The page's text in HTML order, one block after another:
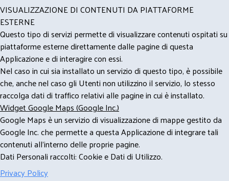
VISUALIZZAZIONE DI CONTENUTI DA PIATTAFORME
ESTERNE
Questo tipo di servizi permette di visualizzare contenuti ospitati su
piattaforme esterne direttamente dalle pagine di questa
Applicazione e di interagire con essi.
Nel caso in cui sia installato un servizio di questo tipo, è possibile
che, anche nel caso gli Utenti non utilizzino il servizio, lo stesso
raccolga dati di traffico relativi alle pagine in cui è installato.
Widget Google Maps (Google Inc.)
Google Maps è un servizio di visualizzazione di mappe gestito da
Google Inc. che permette a questa Applicazione di integrare tali
contenuti all'interno delle proprie pagine.
Dati Personali raccolti: Cookie e Dati di Utilizzo.
Privacy Policy